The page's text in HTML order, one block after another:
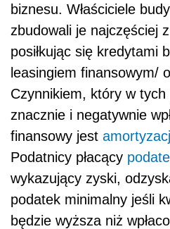
biznesu. Właściciele
zbudowali je najczęściej z
posiłkując się kredytami
leasingiem finansowym/
Czynnikiem, który w tych
znacznie i negatywnie
finansowy jest
Podatnicy płacący
wykazujący zyski,
podatek minimalny jeśli
będzie wyższa niż